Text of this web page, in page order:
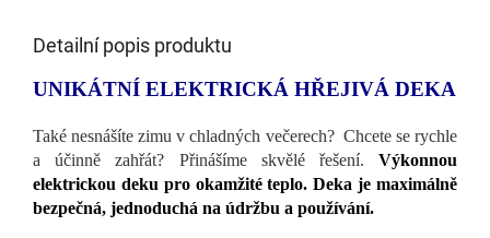
Detailní popis produktu
UNIKÁTNÍ ELEKTRICKÁ HŘEJIVÁ DEKA
Také nesnášíte zimu v chladných večerech? Chcete se rychle
a účinně zahřát? Přinášíme skvělé řešení. Výkonnou
elektrickou deku pro okamžité teplo. Deka je maximálně
bezpečná, jednoduchá na údržbu a používání.